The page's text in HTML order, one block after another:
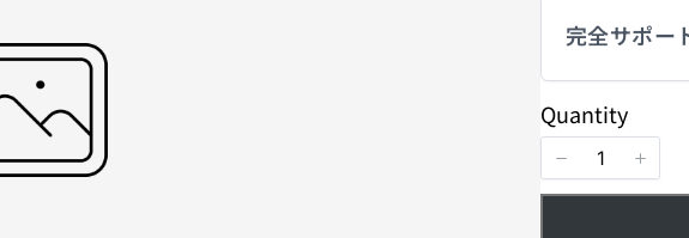
完全サポー
Quantity
Your rating